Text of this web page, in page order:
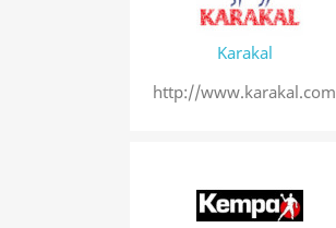
Karakal
http://www.karakal.com